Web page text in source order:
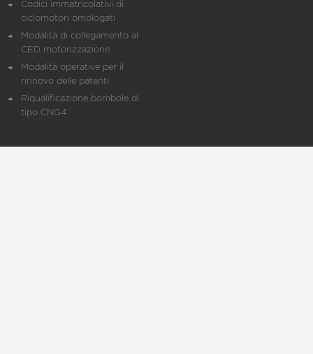
Codici immatricolativi di
ciclomotori omologati
Modalità di collegamento al
CED motorizzazione
Modalità operative per il
rinnovo delle patenti
Riqualificazione bombole di
tipo CNG4